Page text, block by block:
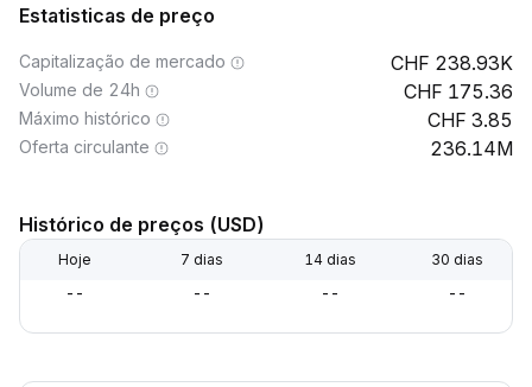
Estatisticas de preço
Capitalização de mercado 238.93K
Volume de 24h 175.36
Máximo histórico 3.85
Oferta circulante 236.14M
Histórico de preços (USD)
Hoje 7 dias 14 dias 30 dias
-- -- -- --